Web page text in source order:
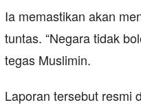
Ia memastikan akan
tuntas. “Negara tidak
tegas Muslimin.
Laporan tersebut resmi